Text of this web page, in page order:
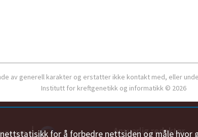
for å forbedre nettsiden og måle
av generell karakter og erstatter ikke kontakt med, eller
Institutt for kreftgenetikk og informatikk © 2026
Ansvarlig redaktør